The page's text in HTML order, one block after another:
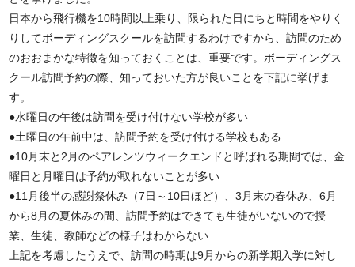
日本から飛行機を10時間以上乗り、限られた日にちと時間をやりく
りしてボーディングスクールを訪問するわけですから、訪問のため
のおおまかな特徴を知っておくことは、重要です。ボーディングス
クール訪問予約の際、知っておいた方が良いことを下記に挙げま
す。
●水曜日の午後は訪問を受け付けない学校が多い
●土曜日の午前中は、訪問予約を受け付ける学校もある
●10月末と2月のペアレンツウィークエンドと呼ばれる期間では、金
曜日と月曜日は予約が取れないことが多い
●11月後半の感謝祭休み（7日～10日ほど）、3月末の春休み、6月
から8月の夏休みの間、訪問予約はできても生徒がいないので授
業、生徒、教師などの様子はわからない
上記を考慮したうえで、訪問の時期は9月からの新学期入学に対し